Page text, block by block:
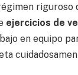
riguroso
ejercicios de
en equipo